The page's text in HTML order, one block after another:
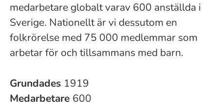
medarbetare globalt varav 600 anställda i
Sverige. Nationellt är vi dessutom en
folkrörelse med 75 000 medlemmar som
arbetar för och tillsammans med barn.
Grundades 1919
Medarbetare 600